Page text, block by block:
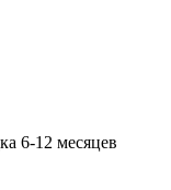
6-12 месяцев